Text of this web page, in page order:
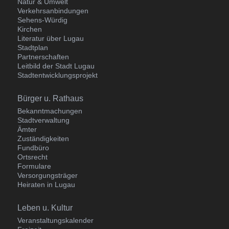
Verkehrsanbindungen
Sehens-Würdig
Kirchen
Literatur über Lugau
Stadtplan
Partnerschaften
Leitbild der Stadt Lugau
Stadtentwicklungsprojekt
Navigation
überspringen
Bürger u. Rathaus
Bekanntmachungen
Stadtverwaltung
Ämter
Zuständigkeiten
Fundbüro
Ortsrecht
Formulare
Versorgungsträger
Heiraten in Lugau
Navigation
überspringen
Leben u. Kultur
Veranstaltungskalender